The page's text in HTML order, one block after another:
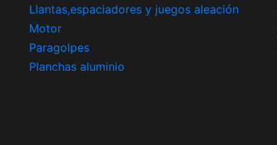
Llantas,espaciadores y juegos aleación
Motor
Paragolpes
Planchas aluminio